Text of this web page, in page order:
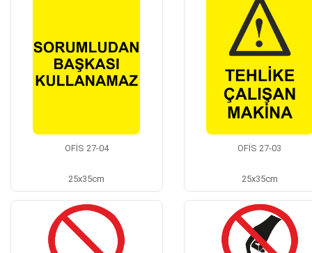
OFİS 27-04
25x35cm
OFİS 27-03
25x35cm